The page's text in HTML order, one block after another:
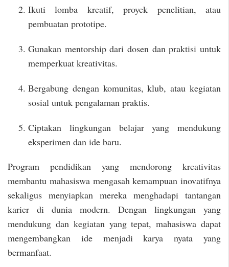
Ikuti lomba kreatif, proyek penelitian, atau
pembuatan prototipe.
Gunakan mentorship dari dosen dan praktisi untuk
memperkuat kreativitas.
Bergabung dengan komunitas, klub, atau kegiatan
sosial untuk pengalaman praktis.
Ciptakan lingkungan belajar yang mendukung
eksperimen dan ide baru.
Program pendidikan yang mendorong kreativitas
membantu mahasiswa mengasah kemampuan inovatifnya
sekaligus menyiapkan mereka menghadapi tantangan
karier di dunia modern. Dengan lingkungan yang
mendukung dan kegiatan yang tepat, mahasiswa dapat
mengembangkan ide menjadi karya nyata yang
bermanfaat.